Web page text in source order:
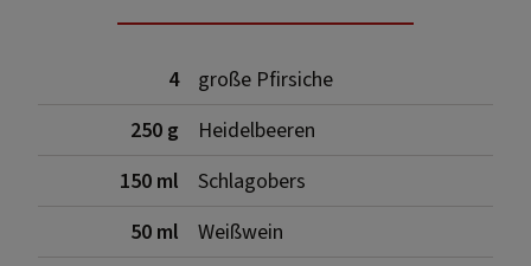
4
große Pfirsiche
250 g
Heidelbeeren
150 ml
Schlagobers
50 ml
Weißwein